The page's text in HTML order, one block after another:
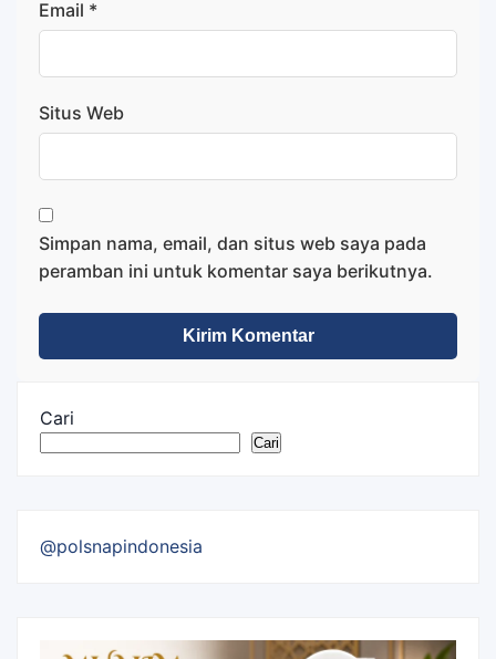
Email *
Situs Web
Simpan nama, email, dan situs web saya pada
peramban ini untuk komentar saya berikutnya.
Cari
Cari
@polsnapindonesia